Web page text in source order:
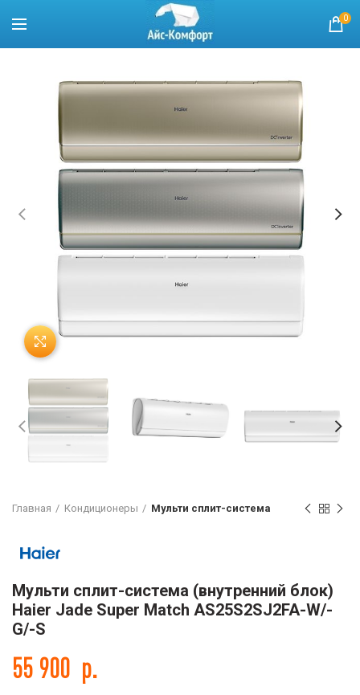
0
Нажмите, чтобы увеличить
Главная Кондиционеры Мульти сплит-система
Мульти сплит-система (внутренний блок)
Haier Jade Super Match AS25S2SJ2FA-W/-
G/-S
55 900 р.